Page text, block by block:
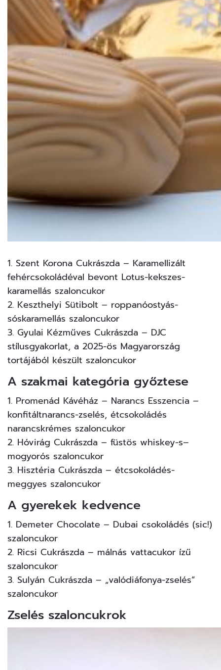
1. Szent Korona Cukrászda – Karamellizált
fehércsokoládéval bevont Lotus-kekszes-
karamellás szaloncukor
2. Keszthelyi Sütibolt – roppanóostyás-
sóskaramellás szaloncukor
3. Gyulai Kézműves Cukrászda – DJC
stílusgyakorlat, a 2025-ös Magyarország
tortájából készült szaloncukor
A szakmai kategória győztese
1. Promenád Kávéház – Narancs Esszencia –
konfitáltnarancs-zselés, étcsokoládés
narancskrémes szaloncukor
2. Hóvirág Cukrászda – füstös whiskey-s–
mogyorós szaloncukor
3. Hisztéria Cukrászda – étcsokoládés-
meggyes szaloncukor
A gyerekek kedvence
1. Demeter Chocolate – Dubai csokoládés (sic!)
szaloncukor
2. Ricsi Cukrászda – málnás vattacukor ízű
szaloncukor
3. Sulyán Cukrászda – „valódiáfonya-zselés”
szaloncukor
Zselés szaloncukrok